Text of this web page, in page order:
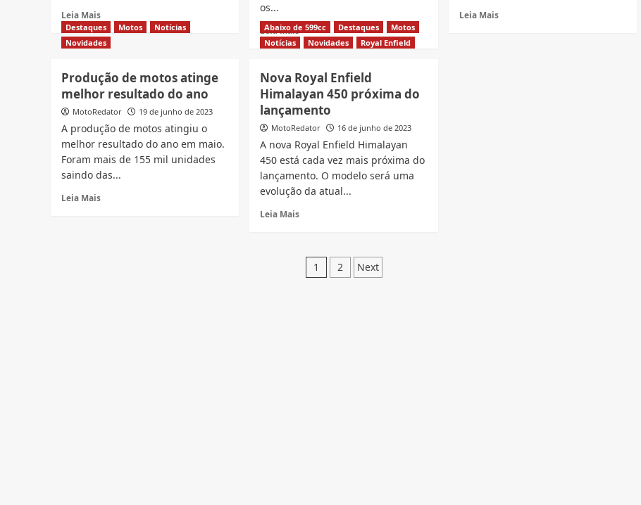
Alemanha
Leia Mais
more
about
Speed
400
400X
lançadas
no
Brasil
os...
Leia MaisRead
more
vai
lançar
10
veja
quais
são
esperadas
Leia MaisRead
Destaques Motos
Notícias
Novidades
Produção de motos atinge
melhor resultado do ano
MotoRedator 19 de junho de 2023
A produção de motos atingiu o
melhor resultado do ano em maio.
Foram mais de 155 mil unidades
saindo das...
Leia Mais
Abaixo de 599cc Destaques
Motos
Notícias
Novidades Royal Enfield
Nova Royal Enfield
Himalayan 450 próxima do
lançamento
MotoRedator 16 de junho de 2023
A nova Royal Enfield Himalayan
450 está cada vez mais próxima do
lançamento. O modelo será uma
evolução da atual...
Leia Mais
Royal
Enfield
Paginação
1 2 Next